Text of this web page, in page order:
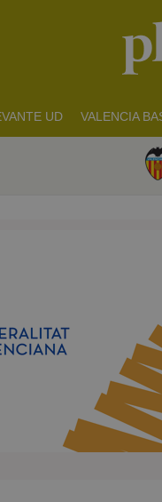
UD VALENCIA